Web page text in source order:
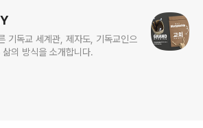
기독교 세계관, 제자도, 기독교인으
의 방식을 소개합니다.